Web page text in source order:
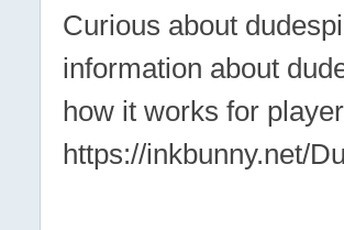
Curious about
information about
how it works for
https://inkbunny.net/